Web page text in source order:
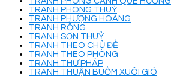
TRANH PHONG THUỶ
TRANH PHƯỢNG HOÀNG
TRANH RỒNG
TRANH SƠN THUỶ
TRANH THEO CHỦ ĐỀ
TRANH THEO PHÒNG
TRANH THƯ PHÁP
TRANH THUẬN BUỒM XUÔI GIÓ